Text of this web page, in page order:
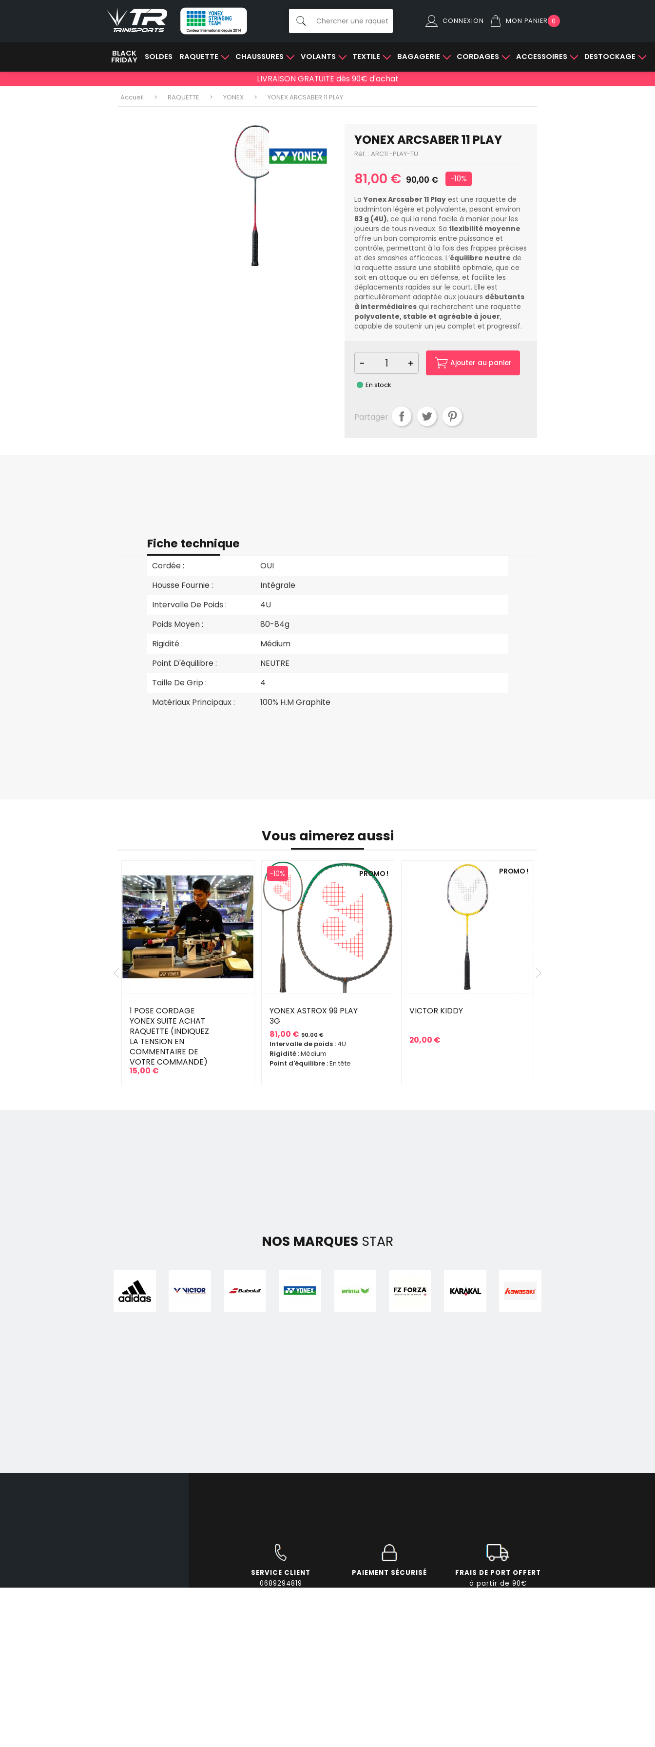
CONNEXION MON PANIER 0
BLACK
FRIDAY SOLDES RAQUETTE CHAUSSURES VOLANTS TEXTILE BAGAGERIE CORDAGES ACCESSOIRES DESTOCKAGE
LIVRAISON GRATUITE dès 90€ d'achat
Accueil RAQUETTE YONEX YONEX ARCSABER 11 PLAY
Fiche technique
Cordée :
OUI
Housse Fournie :
Intégrale
Intervalle De Poids :
4U
Poids Moyen :
80-84g
Rigidité :
Médium
Point D'équilibre :
NEUTRE
Taille De Grip :
4
Matériaux Principaux :
100% H.M Graphite
YONEX ARCSABER 11 PLAY
Réf. : ARC11 -PLAY-TU
90,00 € -10%
81,00 €
La Yonex Arcsaber 11 Play est une raquette de
badminton légère et polyvalente, pesant environ
83 g (4U), ce qui la rend facile à manier pour les
joueurs de tous niveaux. Sa flexibilité moyenne
offre un bon compromis entre puissance et
contrôle, permettant à la fois des frappes précises
et des smashes efficaces. L’équilibre neutre de
la raquette assure une stabilité optimale, que ce
soit en attaque ou en défense, et facilite les
déplacements rapides sur le court. Elle est
particulièrement adaptée aux joueurs débutants
à intermédiaires qui recherchent une raquette
polyvalente, stable et agréable à jouer,
capable de soutenir un jeu complet et progressif.
- + Ajouter au panier
En stock
Partager
Vous aimerez aussi
1 POSE CORDAGE
YONEX SUITE ACHAT
RAQUETTE (INDIQUEZ
LA TENSION EN
COMMENTAIRE DE
VOTRE COMMANDE)
Prix
15,00 €
YONEX ASTROX 99 PLAY
3G
Prix
81,00 €
Prix
de
base
90,00 €
Intervalle de poids :4U
Rigidité :Médium
Point d'équilibre :En tête
-10% PROMO !
VICTOR KIDDY
Prix
20,00 €
PROMO !
NOS MARQUES STAR
SERVICE CLIENT
0689294819
PAIEMENT SÉCURISÉ
FRAIS DE PORT OFFERT
à partir de 90€